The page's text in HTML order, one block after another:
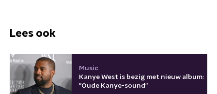
Lees ook
Music
Kanye West is bezig met nieuw album:
"Oude Kanye-sound"